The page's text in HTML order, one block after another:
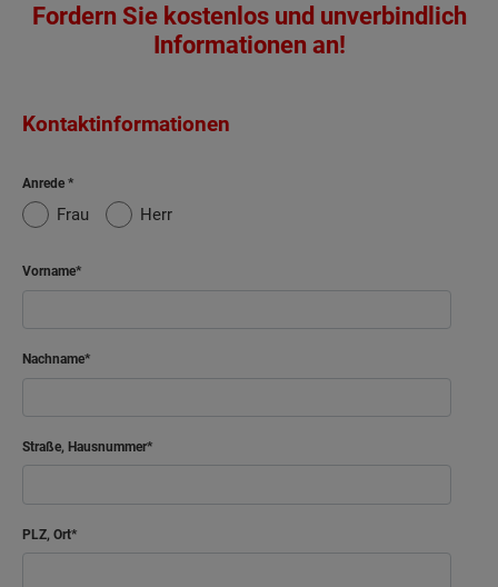
Fordern Sie kostenlos und unverbindlich
Informationen an!
Kontaktinformationen
Anrede
Frau Herr
Vorname
Nachname
Straße, Hausnummer
PLZ, Ort